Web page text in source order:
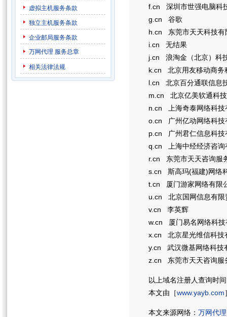
虚拟主机服务条款
独立主机服务条款
企业邮局服务条款
万网代理 服务总章
相关法律法规
f.cn 深圳市世强电脑科
g.cn 谷歌
h.cn 东莞市天天科技有
i.cn 无结果
j.cn 浪淘金（北京）科
k.cn 北京用友移动商务
l.cn 北京百分通联信息
m.cn 北京亿美软通科
n.cn 上海奇泰网络科技
o.cn 广州亿动网络科技
p.cn 广州君仁信息科技
q.cn 上海中经经济咨询
r.cn 东莞市天天咨询服
s.cn 斯高玛(福建)网络
t.cn 厦门游家网络有限
u.cn 北京国网信息有限
v.cn 李英辉
w.cn 厦门易名网络科技
x.cn 北京星光维信科技
y.cn 武汉微基网络科技
z.cn 东莞市天天咨询服
以上域名注册人查询时
本文由［www.yayb.com
本文来源网络： 万网代理